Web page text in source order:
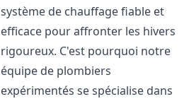
système de chauffage fiable et
efficace pour affronter les hivers
rigoureux. C'est pourquoi notre
équipe de plombiers
expérimentés se spécialise dans